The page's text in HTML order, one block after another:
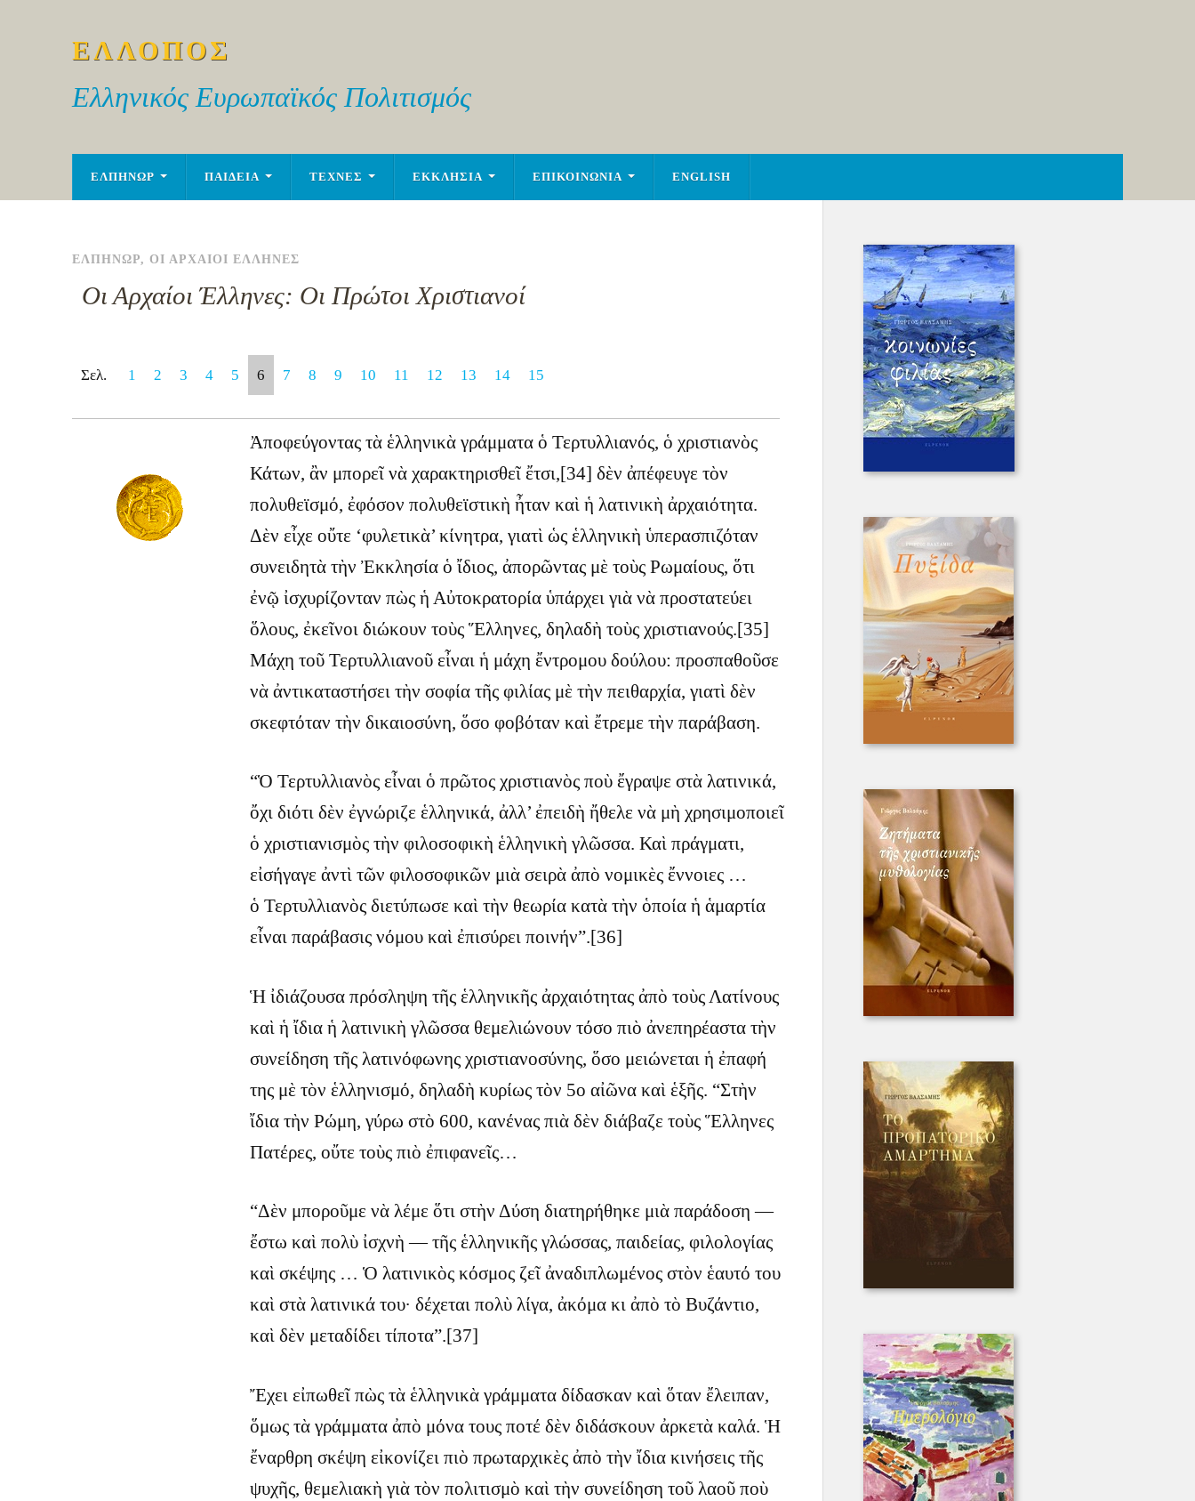
ΕΛΛΟΠΟΣ
Ελληνικός Ευρωπαϊκός Πολιτισμός
ΕΛΠΗΝΩΡ ΠΑΙΔΕΙΑ ΤΕΧΝΕΣ ΕΚΚΛΗΣΙΑ ΕΠΙΚΟΙΝΩΝΙΑ ENGLISH
ΕΛΠΗΝΩΡ, ΟΙ ΑΡΧΑΙΟΙ ΕΛΛΗΝΕΣ
Οι Αρχαίοι Έλληνες: Οι Πρώτοι Χριστιανοί
Σελ. 1 2 3 4 5 6 7 8 9 10 11 12 13 14 15
Ἀποφεύγοντας τὰ ἑλληνικὰ γράμματα ὁ Τερτυλλιανός, ὁ χριστιανὸς
Κάτων, ἂν μπορεῖ νὰ χαρακτηρισθεῖ ἔτσι,[34] δὲν ἀπέφευγε τὸν
πολυθεϊσμό, ἐφόσον πολυθεϊστικὴ ἦταν καὶ ἡ λατινικὴ ἀρχαιότητα.
Δὲν εἶχε οὔτε ‘φυλετικὰ’ κίνητρα, γιατὶ ὡς ἑλληνικὴ ὑπερασπιζόταν
συνειδητὰ τὴν Ἐκκλησία ὁ ἴδιος, ἀπορῶντας μὲ τοὺς Ρωμαίους, ὅτι
ἐνῷ ἰσχυρίζονταν πὼς ἡ Αὐτοκρατορία ὑπάρχει γιὰ νὰ προστατεύει
ὅλους, ἐκεῖνοι διώκουν τοὺς Ἕλληνες, δηλαδὴ τοὺς χριστιανούς.[35]
Μάχη τοῦ Τερτυλλιανοῦ εἶναι ἡ μάχη ἔντρομου δούλου: προσπαθοῦσε
νὰ ἀντικαταστήσει τὴν σοφία τῆς φιλίας μὲ τὴν πειθαρχία, γιατὶ δὲν
σκεφτόταν τὴν δικαιοσύνη, ὅσο φοβόταν καὶ ἔτρεμε τὴν παράβαση.
“Ὁ Τερτυλλιανὸς εἶναι ὁ πρῶτος χριστιανὸς ποὺ ἔγραψε στὰ λατινικά,
ὄχι διότι δὲν ἐγνώριζε ἑλληνικά, ἀλλ’ ἐπειδὴ ἤθελε νὰ μὴ χρησιμοποιεῖ
ὁ χριστιανισμὸς τὴν φιλοσοφικὴ ἑλληνικὴ γλῶσσα. Καὶ πράγματι,
εἰσήγαγε ἀντὶ τῶν φιλοσοφικῶν μιὰ σειρὰ ἀπὸ νομικὲς ἔννοιες …
ὁ Τερτυλλιανὸς διετύπωσε καὶ τὴν θεωρία κατὰ τὴν ὁποία ἡ ἁμαρτία
εἶναι παράβασις νόμου καὶ ἐπισύρει ποινήν”.[36]
Ἡ ἰδιάζουσα πρόσληψη τῆς ἑλληνικῆς ἀρχαιότητας ἀπὸ τοὺς Λατίνους
καὶ ἡ ἴδια ἡ λατινικὴ γλῶσσα θεμελιώνουν τόσο πιὸ ἀνεπηρέαστα τὴν
συνείδηση τῆς λατινόφωνης χριστιανοσύνης, ὅσο μειώνεται ἡ ἐπαφή
της μὲ τὸν ἑλληνισμό, δηλαδὴ κυρίως τὸν 5ο αἰῶνα καὶ ἑξῆς. “Στὴν
ἴδια τὴν Ρώμη, γύρω στὸ 600, κανένας πιὰ δὲν διάβαζε τοὺς Ἕλληνες
Πατέρες, οὔτε τοὺς πιὸ ἐπιφανεῖς…
“Δὲν μποροῦμε νὰ λέμε ὅτι στὴν Δύση διατηρήθηκε μιὰ παράδοση —
ἔστω καὶ πολὺ ἰσχνὴ — τῆς ἑλληνικῆς γλώσσας, παιδείας, φιλολογίας
καὶ σκέψης … Ὁ λατινικὸς κόσμος ζεῖ ἀναδιπλωμένος στὸν ἑαυτό του
καὶ στὰ λατινικά του· δέχεται πολὺ λίγα, ἀκόμα κι ἀπὸ τὸ Βυζάντιο,
καὶ δὲν μεταδίδει τίποτα”.[37]
Ἔχει εἰπωθεῖ πὼς τὰ ἑλληνικὰ γράμματα δίδασκαν καὶ ὅταν ἔλειπαν,
ὅμως τὰ γράμματα ἀπὸ μόνα τους ποτέ δὲν διδάσκουν ἀρκετὰ καλά. Ἡ
ἔναρθρη σκέψη εἰκονίζει πιὸ πρωταρχικὲς ἀπὸ τὴν ἴδια κινήσεις τῆς
ψυχῆς, θεμελιακὴ γιὰ τὸν πολιτισμὸ καὶ τὴν συνείδηση τοῦ λαοῦ ποὺ